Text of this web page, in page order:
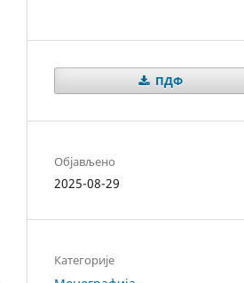
ПДФ
Објављено
2025-08-29
Категорије